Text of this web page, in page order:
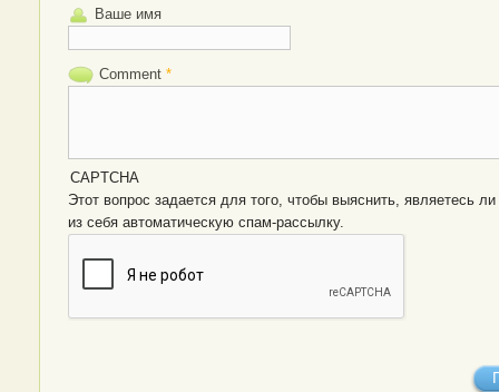
Ваше имя
Comment *
CAPTCHA
Этот вопрос задается для того, чтобы выяснить, являетесь ли Вы человеком или
из себя автоматическую спам-рассылку.